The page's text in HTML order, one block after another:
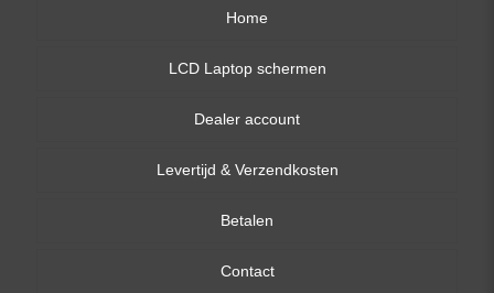
Home
LCD Laptop schermen
13,3 inch
14,0 inch
15,6 inch
17,3 inch
Dealer account
Levertijd & Verzendkosten
Betalen
Contact